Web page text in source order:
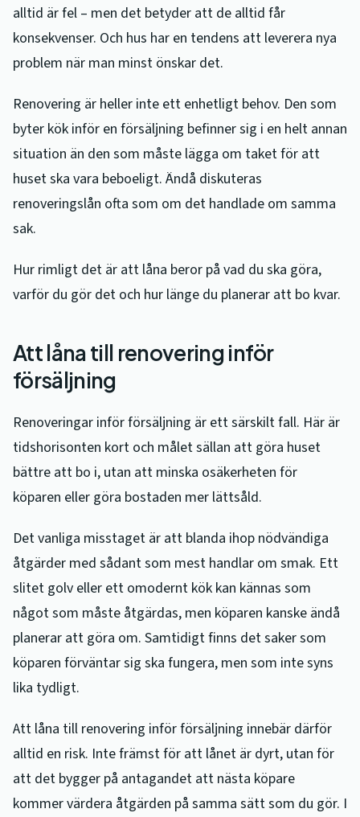
alltid är fel – men det betyder att de alltid får
konsekvenser. Och hus har en tendens att leverera nya
problem när man minst önskar det.
Renovering är heller inte ett enhetligt behov. Den som
byter kök inför en försäljning befinner sig i en helt annan
situation än den som måste lägga om taket för att
huset ska vara beboeligt. Ändå diskuteras
renoveringslån ofta som om det handlade om samma
sak.
Hur rimligt det är att låna beror på vad du ska göra,
varför du gör det och hur länge du planerar att bo kvar.
Att låna till renovering inför
försäljning
Renoveringar inför försäljning är ett särskilt fall. Här är
tidshorisonten kort och målet sällan att göra huset
bättre att bo i, utan att minska osäkerheten för
köparen eller göra bostaden mer lättsåld.
Det vanliga misstaget är att blanda ihop nödvändiga
åtgärder med sådant som mest handlar om smak. Ett
slitet golv eller ett omodernt kök kan kännas som
något som måste åtgärdas, men köparen kanske ändå
planerar att göra om. Samtidigt finns det saker som
köparen förväntar sig ska fungera, men som inte syns
lika tydligt.
Att låna till renovering inför försäljning innebär därför
alltid en risk. Inte främst för att lånet är dyrt, utan för
att det bygger på antagandet att nästa köpare
kommer värdera åtgärden på samma sätt som du gör. I